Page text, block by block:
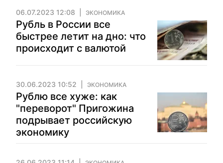
06.07.2023 12:08 ЭКОНОМИКА
Рубль в России все
быстрее летит на дно: что
происходит с валютой
30.06.2023 10:52 ЭКОНОМИКА
Рублю все хуже: как
"переворот" Пригожина
подрывает российскую
экономику